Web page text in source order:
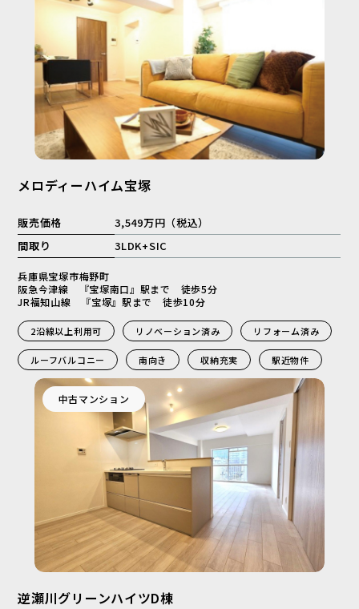
メロディーハイム宝塚
販売価格
3,549万円（税込）
間取り
3LDK+SIC
兵庫県宝塚市梅野町
阪急今津線 『宝塚南口』駅まで 徒歩5分
JR福知山線 『宝塚』駅まで 徒歩10分
2沿線以上利用可 リノベーション済み リフォーム済み
ルーフバルコニー 南向き 収納充実 駅近物件
中古マンション
逆瀬川グリーンハイツD棟